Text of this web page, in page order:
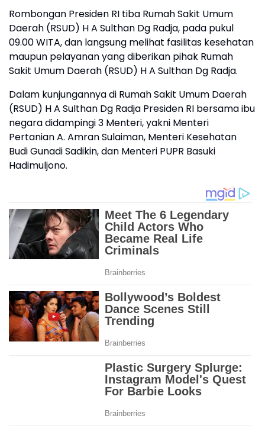
Rombongan Presiden RI tiba Rumah Sakit Umum
Daerah (RSUD) H A Sulthan Dg Radja, pada pukul
09.00 WITA, dan langsung melihat fasilitas kesehatan
maupun pelayanan yang diberikan pihak Rumah
Sakit Umum Daerah (RSUD) H A Sulthan Dg Radja.
Dalam kunjungannya di Rumah Sakit Umum Daerah
(RSUD) H A Sulthan Dg Radja Presiden RI bersama ibu
negara didampingi 3 Menteri, yakni Menteri
Pertanian A. Amran Sulaiman, Menteri Kesehatan
Budi Gunadi Sadikin, dan Menteri PUPR Basuki
Hadimuljono.